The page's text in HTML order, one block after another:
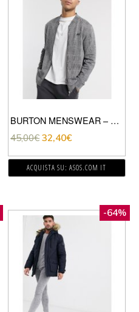
BURTON MENSWEAR – BOMBER A QUADRI CON LOGO MB-NERO
45,00€ 32,40€
ACQUISTA SU: ASOS.COM IT
-64%